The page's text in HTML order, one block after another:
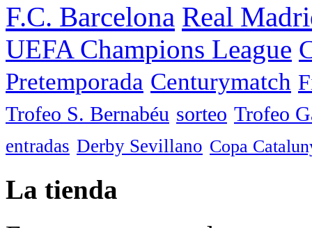
F.C. Barcelona Real
UEFA Champions League
Pretemporada Centurymatch
Trofeo S. Bernabéu sorteo Trofeo
entradas Derby Sevillano Copa
La tienda